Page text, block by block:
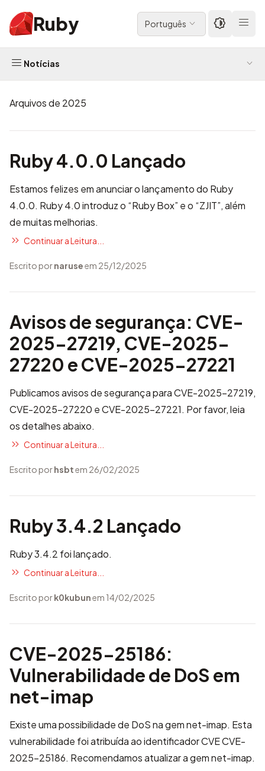
Ruby Português
Notícias
Arquivos de 2025
Ruby 4.0.0 Lançado
Estamos felizes em anunciar o lançamento do Ruby
4.0.0. Ruby 4.0 introduz o “Ruby Box” e o “ZJIT”, além
de muitas melhorias.
Continuar a Leitura...
Escrito pornaruseem 25/12/2025
Avisos de segurança: CVE-
2025-27219, CVE-2025-
27220 e CVE-2025-27221
Publicamos avisos de segurança para CVE-2025-27219,
CVE-2025-27220 e CVE-2025-27221. Por favor, leia
os detalhes abaixo.
Continuar a Leitura...
Escrito porhsbtem 26/02/2025
Ruby 3.4.2 Lançado
Ruby 3.4.2 foi lançado.
Continuar a Leitura...
Escrito pork0kubunem 14/02/2025
CVE-2025-25186:
Vulnerabilidade de DoS em
net-imap
Existe uma possibilidade de DoS na gem net-imap. Esta
vulnerabilidade foi atribuída ao identificador CVECVE-
2025-25186. Recomendamos atualizar a gem net-imap.